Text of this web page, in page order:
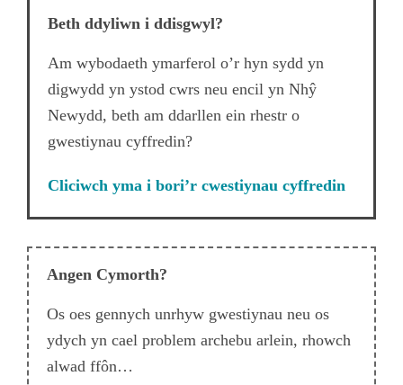
Beth ddyliwn i ddisgwyl?
Am wybodaeth ymarferol o’r hyn sydd yn
digwydd yn ystod cwrs neu encil yn Nhŷ
Newydd, beth am ddarllen ein rhestr o
gwestiynau cyffredin?
Cliciwch yma i bori’r cwestiynau cyffredin
Angen Cymorth?
Os oes gennych unrhyw gwestiynau neu os
ydych yn cael problem archebu arlein, rhowch
alwad ffôn…